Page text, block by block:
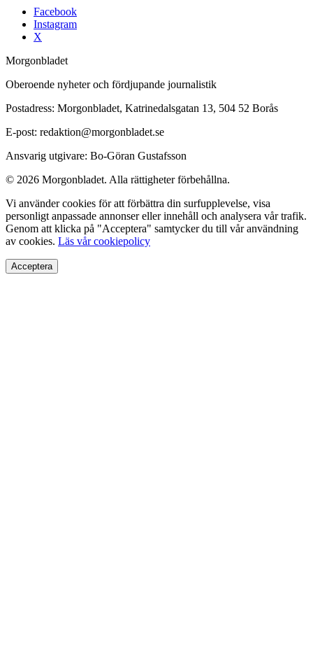
Facebook
Instagram
X
Morgonbladet
Oberoende nyheter och fördjupande journalistik
Postadress: Morgonbladet, Katrinedalsgatan 13, 504 52 Borås
E-post: redaktion@morgonbladet.se
Ansvarig utgivare: Bo-Göran Gustafsson
© 2026 Morgonbladet. Alla rättigheter förbehållna.
Vi använder cookies för att förbättra din surfupplevelse, visa
personligt anpassade annonser eller innehåll och analysera vår trafik.
Genom att klicka på "Acceptera" samtycker du till vår användning
av cookies. Läs vår cookiepolicy
Acceptera